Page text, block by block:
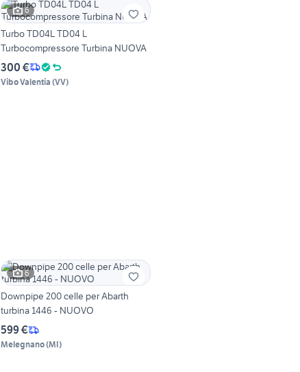
6
Turbo TD04L TD04 L
Turbocompressore Turbina NUOVA
300 €
Vibo Valentia (VV)
6
Downpipe 200 celle per Abarth
turbina 1446 - NUOVO
599 €
Melegnano(MI)